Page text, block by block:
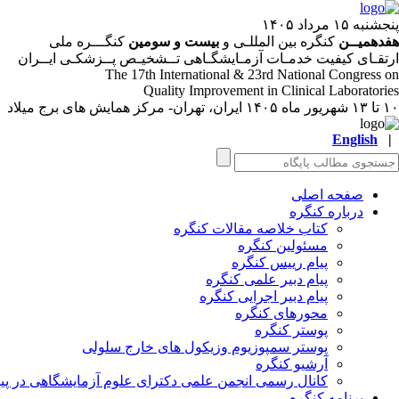
پنجشنبه ۱۵ مرداد ۱۴۰۵
هفدهمیــن کنگره بین المللـی و بیست و سومین کنگـــره ملی
ارتقـای کیفیت خدمـات آزمـایشگـاهی تــشخیـص پــزشکـی ایــران
The 17th International & 23rd National Congress on
Quality Improvement in Clinical Laboratories
۱۰ تا ۱۳ شهریور ماه ۱۴۰۵
ایران، تهران- مرکز همایش های برج میلاد
|
English
صفحه اصلی
درباره کنگره
کتاب خلاصه مقالات کنگره
مسئولین کنگره
پیام رییس کنگره
پیام دبیر علمی کنگره
پیام دبیر اجرایی کنگره
محورهای کنگره
پوستر کنگره
پوستر سمپوزیوم وزیکول های خارج سلولی
آرشیو کنگره
کانال رسمی انجمن علمی دکترای علوم آزمایشگاهی در